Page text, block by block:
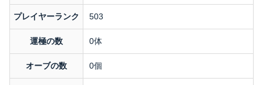
プレイヤーランク 503
運極の数 0体
オーブの数 0個